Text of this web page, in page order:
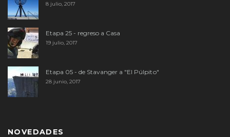
8 julio, 2017
Etapa 25 - regreso a Casa
19 julio, 2017
Etapa 05 - de Stavanger a "El Púlpito"
28 junio, 2017
NOVEDADES